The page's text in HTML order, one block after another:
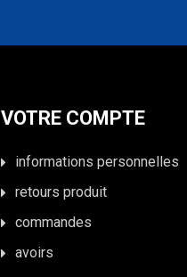
VOTRE COMPTE
informations personnelles
retours produit
commandes
avoirs